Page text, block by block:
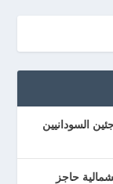
السودانيين
حاجز